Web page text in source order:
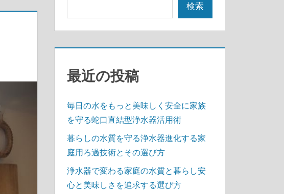
検索
最近の投稿
毎日の水をもっと美味しく安全に家族
を守る蛇口直結型浄水器活用術
暮らしの水質を守る浄水器進化する家
庭用ろ過技術とその選び方
浄水器で変わる家庭の水質と暮らし安
心と美味しさを追求する選び方